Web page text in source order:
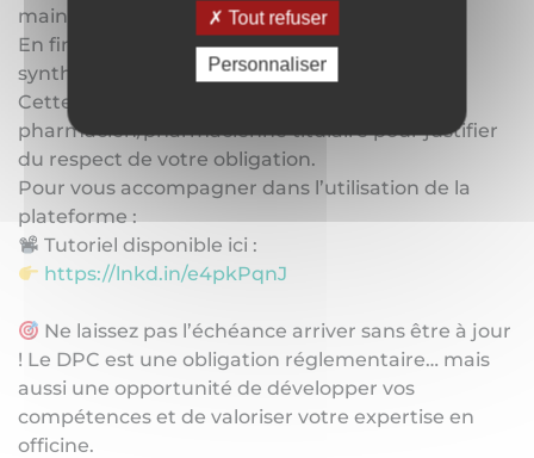
maintenant.)
En fin de triennale, vous pourrez éditer une
synthèse complète de vos actions réalisées.
Cette synthèse est à présenter à votre
pharmacien/pharmacienne titulaire pour justifier
du respect de votre obligation.
Pour vous accompagner dans l’utilisation de la
plateforme :
Tutoriel disponible ici :
https://lnkd.in/e4pkPqnJ
Ne laissez pas l’échéance arriver sans être à jour
! Le DPC est une obligation réglementaire… mais
aussi une opportunité de développer vos
compétences et de valoriser votre expertise en
officine.
Tout refuser
Personnaliser